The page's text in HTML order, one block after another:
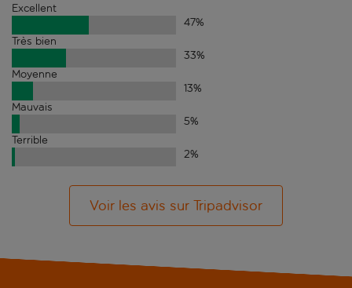
Excellent
47%
Très bien
33%
Moyenne
13%
Mauvais
5%
Terrible
2%
Voir les avis sur Tripadvisor